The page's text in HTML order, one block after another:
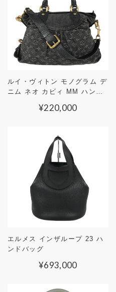
ルイ・ヴィトン モノグラム デ
ニム ネオ カビィ MM ハンド
¥220,000
エルメス インザループ 23 ハ
ンドバッグ
¥693,000